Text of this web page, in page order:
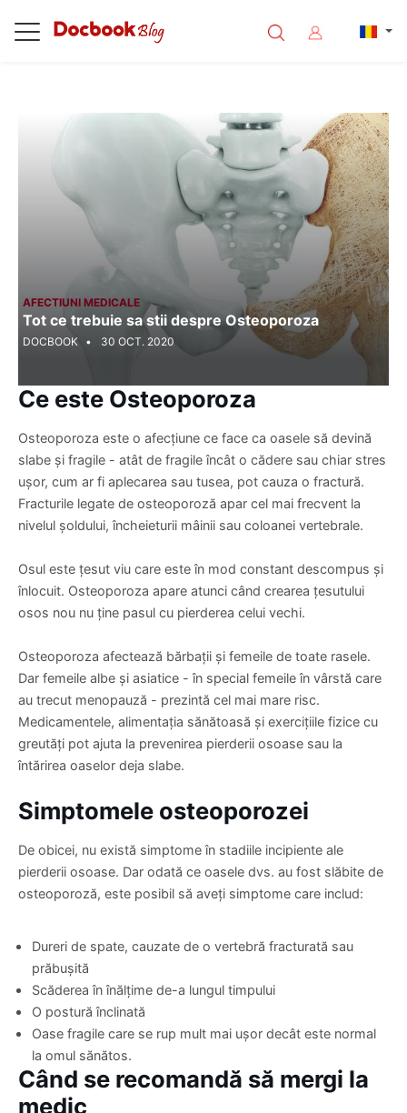
AFECTIUNI MEDICALE
Tot ce trebuie sa stii despre Osteoporoza
DOCBOOK 30 OCT. 2020
Ce este Osteoporoza
Osteoporoza este o afecțiune ce face ca oasele să devină
slabe și fragile - atât de fragile încât o cădere sau chiar stres
ușor, cum ar fi aplecarea sau tusea, pot cauza o fractură.
Fracturile legate de osteoporoză apar cel mai frecvent la
nivelul șoldului, încheieturii mâinii sau coloanei vertebrale.
Osul este țesut viu care este în mod constant descompus și
înlocuit. Osteoporoza apare atunci când crearea țesutului
osos nou nu ține pasul cu pierderea celui vechi.
Osteoporoza afectează bărbații și femeile de toate rasele.
Dar femeile albe și asiatice - în special femeile în vârstă care
au trecut menopauză - prezintă cel mai mare risc.
Medicamentele, alimentația sănătoasă și exercițiile fizice cu
greutăți pot ajuta la prevenirea pierderii osoase sau la
întărirea oaselor deja slabe.
Simptomele osteoporozei
De obicei, nu există simptome în stadiile incipiente ale
pierderii osoase. Dar odată ce oasele dvs. au fost slăbite de
osteoporoză, este posibil să aveți simptome care includ:
Dureri de spate, cauzate de o vertebră fracturată sau
prăbușită
Scăderea în înălțime de-a lungul timpului
O postură înclinată
Oase fragile care se rup mult mai ușor decât este normal
la omul sănătos.
Când se recomandă să mergi la
medic